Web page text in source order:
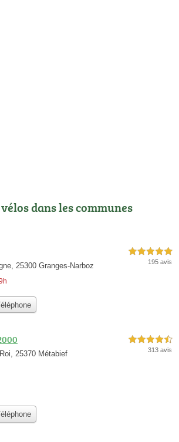
dans les communes
25300 Granges-Narboz
5,0 étoiles sur 5
195 avis
25370 Métabief
4,5 étoiles sur 5
313 avis